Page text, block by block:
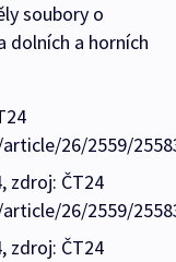
soubory o
dolních a horních
26/2559/
zdroj: ČT24
26/2559/
zdroj: ČT24